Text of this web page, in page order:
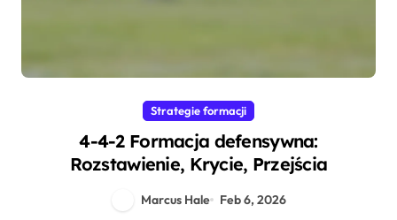
Strategie formacji
4-4-2 Formacja defensywna:
Rozstawienie, Krycie, Przejścia
Marcus Hale Feb 6, 2026